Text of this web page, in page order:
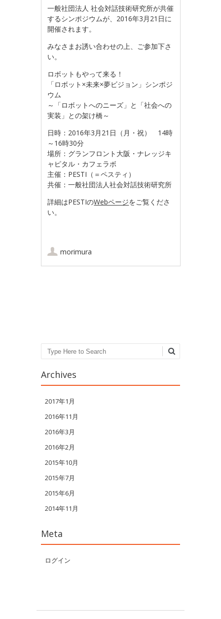
一般社団法人 社会対話技術研究所が共催
するシンポジウムが、2016年3月21日に
開催されます。
みなさまお誘い合わせの上、ご参加下さ
い。
ロボットもやって来る！
「ロボット×未来×夢ビジョン」シンポジ
ウム
～「ロボットへのニーズ」と「社会への
実装」との架け橋～
日時：2016年3月21日（月・祝） 14時
～16時30分
場所：グランフロント大阪・ナレッジキ
ャピタル・カフェラボ
主催：PESTI（＝ペスティ）
共催：一般社団法人社会対話技術研究所
詳細はPESTIのWebページをご覧くださ
い。
morimura
Search
Archives
2017年1月
2016年11月
2016年3月
2016年2月
2015年10月
2015年7月
2015年6月
2014年11月
Meta
ログイン